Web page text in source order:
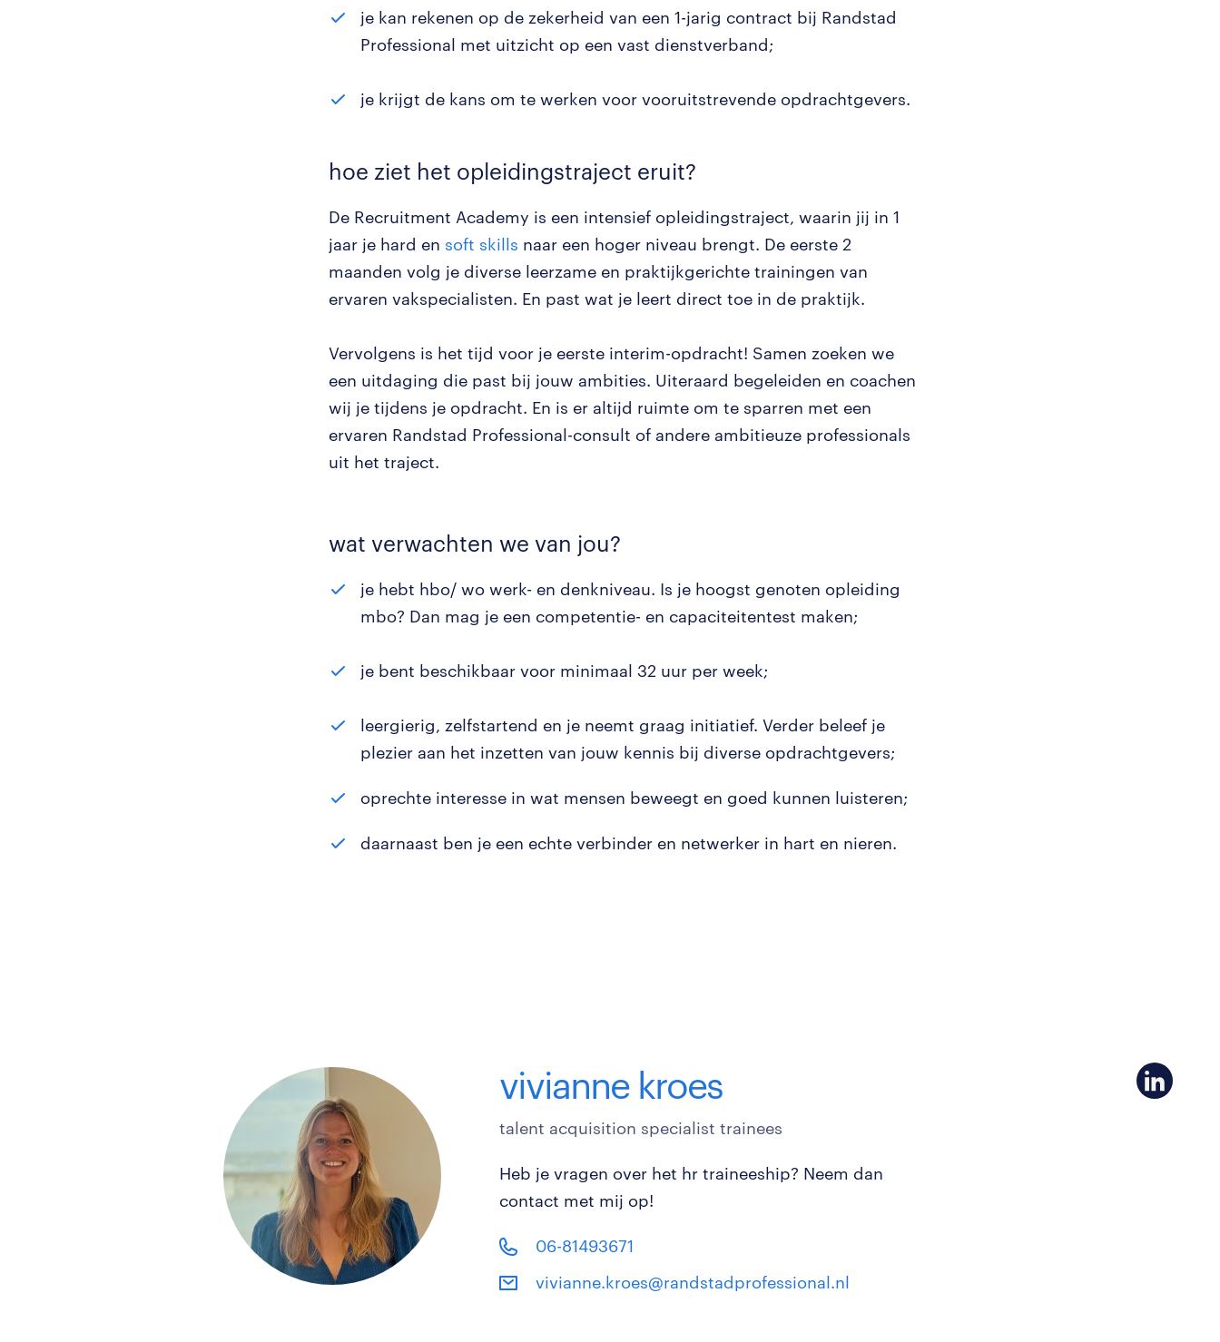
je kan rekenen op de zekerheid van een 1-jarig contract bij Randstad
Professional met uitzicht op een vast dienstverband;
je krijgt de kans om te werken voor vooruitstrevende opdrachtgevers.
hoe ziet het opleidingstraject eruit?
De Recruitment Academy is een intensief opleidingstraject, waarin jij in 1
jaar je hard en soft skills naar een hoger niveau brengt. De eerste 2
maanden volg je diverse leerzame en praktijkgerichte trainingen van
ervaren vakspecialisten. En past wat je leert direct toe in de praktijk.
Vervolgens is het tijd voor je eerste interim-opdracht! Samen zoeken we
een uitdaging die past bij jouw ambities. Uiteraard begeleiden en coachen
wij je tijdens je opdracht. En is er altijd ruimte om te sparren met een
ervaren Randstad Professional-consult of andere ambitieuze professionals
uit het traject.
wat verwachten we van jou?
je hebt hbo/ wo werk- en denkniveau. Is je hoogst genoten opleiding
mbo? Dan mag je een competentie- en capaciteitentest maken;
je bent beschikbaar voor minimaal 32 uur per week;
leergierig, zelfstartend en je neemt graag initiatief. Verder beleef je
plezier aan het inzetten van jouw kennis bij diverse opdrachtgevers;
oprechte interesse in wat mensen beweegt en goed kunnen luisteren;
daarnaast ben je een echte verbinder en netwerker in hart en nieren.
vivianne kroes
talent acquisition specialist trainees
Heb je vragen over het hr traineeship? Neem dan
contact met mij op!
06-81493671
vivianne.kroes@randstadprofessional.nl